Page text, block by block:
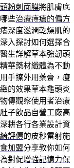
粉刺面膜將肌膚底
些治療痔瘡的偏方
深度滋潤乾燥肌的
入探討如何選擇合
生詳解草本強韌頭
華藥材纖體為不動
手擦外用藥膏，瘦
的效果草本龜頭炎
傳觀察使用者治療
子飲品自營工廠高
深耕各行各業設計資
評價的皮秒雷射施
加盟分享教你如何
對促增強記憶力保